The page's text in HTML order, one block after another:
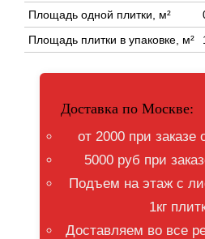
Площадь одной плитки, м²
Площадь плитки в упаковке, м²
Доставка по Москве:
от 2000 при заказе
5000 руб при
Подъем на этаж с
1кг
Доставляем во все